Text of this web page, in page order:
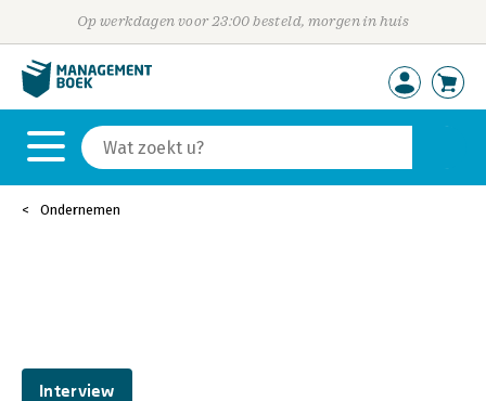
Op werkdagen voor 23:00 besteld, morgen in huis
Ondernemen
Interview